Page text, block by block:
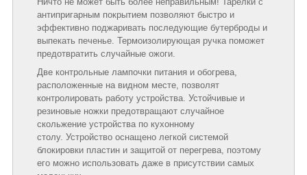
антипригарным покрытием позволяют быстро и
эффективно поджаривать последующие бутерброды и
выпекать печенье. Термоизолирующая ручка поможет
предотвратить случайные ожоги.
Две контрольные лампочки питания и обогрева,
расположенные на видном месте, позволят
контролировать работу устройства. Устойчивые и
резиновые ножки предотвращают случайное
скольжение устройства по кухонному
столу. Устройство оснащено легкой системой
блокировки пластин и защитой от перегрева, поэтому
его можно использовать даже в присутствии самых